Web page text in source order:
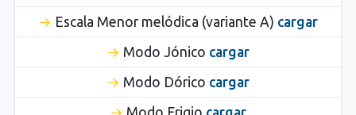
Escala Menor melódica (variante A) cargar
Modo Jónico cargar
Modo Dórico cargar